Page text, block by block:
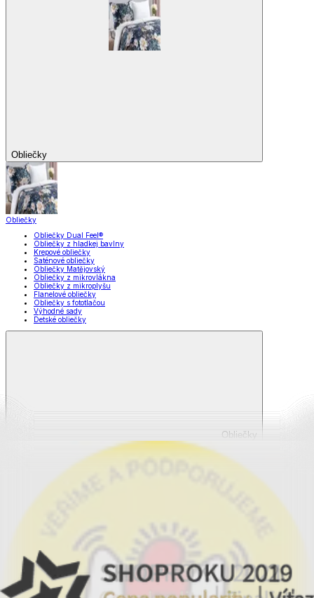
Obliečky
Obliečky
Obliečky Dual Feel®
Obliečky z hladkej bavlny
Krepové obliečky
Saténové obliečky
Obliečky Matějovský
Obliečky z mikrovlákna
Obliečky z mikroplyšu
Flanelové obliečky
Obliečky s fototlačou
Výhodné sady
Detské obliečky
Obliečky
Zobraziť všetko
Všetko z Obliečky